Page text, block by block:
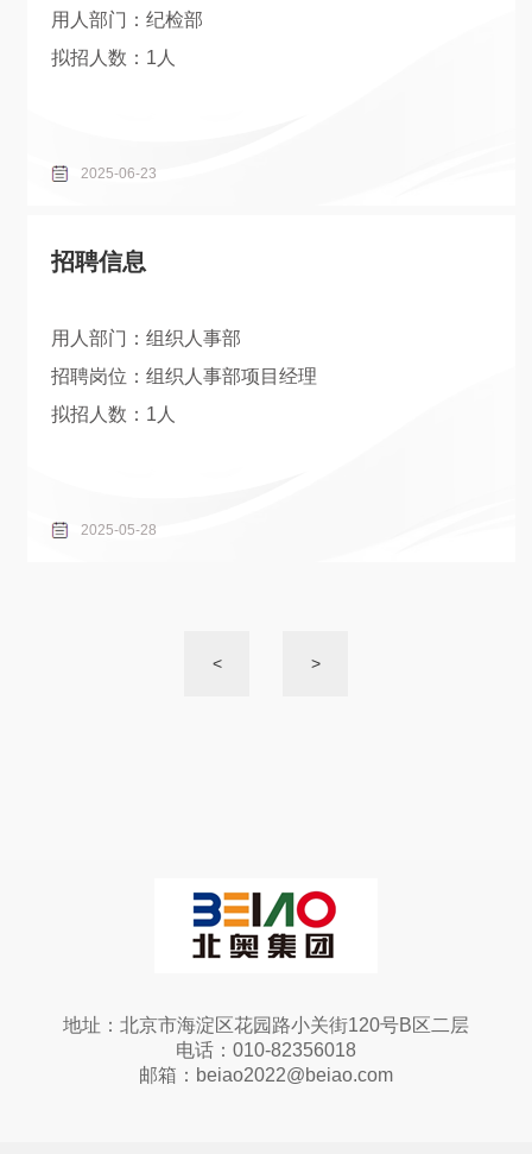
用人部门：纪检部
拟招人数：1人
2025-06-23
招聘信息
用人部门：组织人事部
招聘岗位：组织人事部项目经理
拟招人数：1人
2025-05-28
< >
地址：北京市海淀区花园路小关街120号B区二层
电话：010-82356018
邮箱：beiao2022@beiao.com